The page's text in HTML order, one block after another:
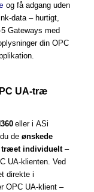
og få adganguden
data – hurtigt,
Gateways med
din OPC
.
UA-træ
eller iASi
deønskede
træet individuelt–
UA-klienten. Ved
direkte i
OPC UA-klient –